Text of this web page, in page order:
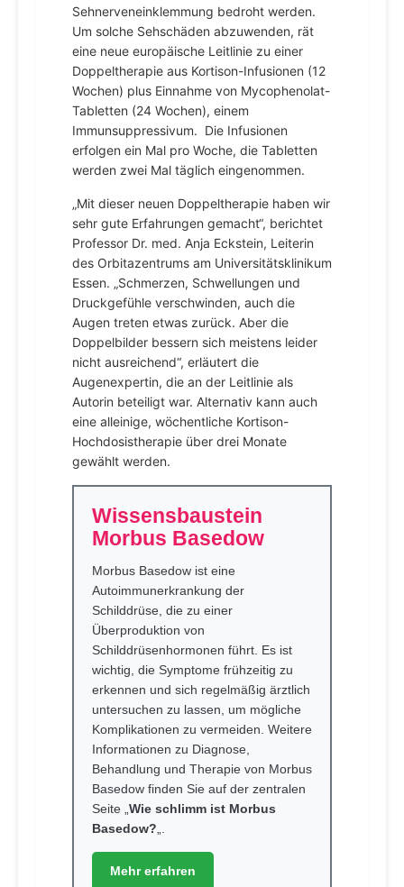
Sehnerveneinklemmung bedroht werden.
Um solche Sehschäden abzuwenden, rät
eine neue europäische Leitlinie zu einer
Doppeltherapie aus Kortison-Infusionen (12
Wochen) plus Einnahme von Mycophenolat-
Tabletten (24 Wochen), einem
Immunsuppressivum. Die Infusionen
erfolgen ein Mal pro Woche, die Tabletten
werden zwei Mal täglich eingenommen.
„Mit dieser neuen Doppeltherapie haben wir
sehr gute Erfahrungen gemacht“, berichtet
Professor Dr. med. Anja Eckstein, Leiterin
des Orbitazentrums am Universitätsklinikum
Essen. „Schmerzen, Schwellungen und
Druckgefühle verschwinden, auch die
Augen treten etwas zurück. Aber die
Doppelbilder bessern sich meistens leider
nicht ausreichend“, erläutert die
Augenexpertin, die an der Leitlinie als
Autorin beteiligt war. Alternativ kann auch
eine alleinige, wöchentliche Kortison-
Hochdosistherapie über drei Monate
gewählt werden.
Wissensbaustein
Morbus Basedow
Morbus Basedow ist eine
Autoimmunerkrankung der
Schilddrüse, die zu einer
Überproduktion von
Schilddrüsenhormonen führt. Es ist
wichtig, die Symptome frühzeitig zu
erkennen und sich regelmäßig ärztlich
untersuchen zu lassen, um mögliche
Komplikationen zu vermeiden. Weitere
Informationen zu Diagnose,
Behandlung und Therapie von Morbus
Basedow finden Sie auf der zentralen
Seite „ Wie schlimm ist Morbus
Basedow?
Mehr erfahren